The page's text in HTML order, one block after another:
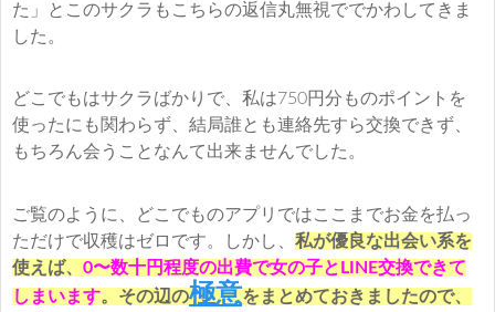
た」とこのサクラもこちらの返信丸無視ででかわしてきま
した。
どこでもはサクラばかりで、私は750円分ものポイントを
使ったにも関わらず、結局誰とも連絡先すら交換できず、
もちろん会うことなんて出来ませんでした。
ご覧のように、どこでものアプリではここまでお金を払っ
ただけで収穫はゼロです。しかし、 私が優良な出会い系を
使えば、 0〜数十円程度の出費で女の子とLINE交換できて
しまいます。その辺の極意をまとめておきましたので、